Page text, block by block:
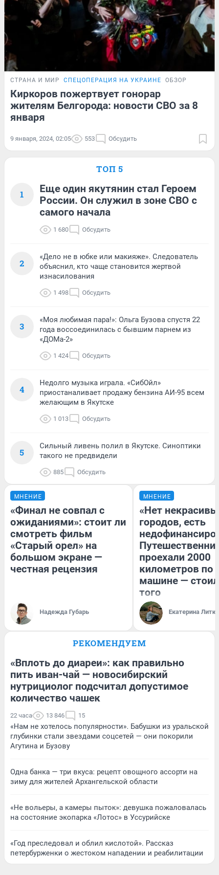
СТРАНА И МИР СПЕЦОПЕРАЦИЯ НА УКРАИНЕ ОБЗОР
Киркоров пожертвует гонорар
жителям Белгорода: новости СВО за 8
января
9 января, 2024, 02:05 553 Обсудить
ТОП 5
1
Еще один якутянин стал Героем
России. Он служил в зоне СВО с
самого начала
1 680 Обсудить
2
«Дело не в юбке или макияже». Следователь
объяснил, кто чаще становится жертвой
изнасилования
1 498 Обсудить
3
«Моя любимая пара!»: Ольга Бузова спустя 22
года воссоединилась с бывшим парнем из
«ДОМа-2»
1 424 Обсудить
4
Недолго музыка играла. «СибОйл»
приостаналивает продажу бензина АИ-95 всем
желающим в Якутске
1 013 Обсудить
5
Сильный ливень полил в Якутске. Синоптики
такого не предвидели
885 Обсудить
МНЕНИЕ
«Финал не совпал с
ожиданиями»: стоит ли
смотреть фильм
«Старый орел» на
большом экране —
честная рецензия
Надежда Губарь
МНЕНИЕ
«Нет
городов, есть
проехали 2000
километров по
машине —
того
Екатерина
РЕКОМЕНДУЕМ
«Вплоть до диареи»: как правильно
пить иван-чай — новосибирский
нутрициолог подсчитал допустимое
количество чашек
22 часа 13 846 15
«Нам не хотелось популярности». Бабушки из уральской
глубинки стали звездами соцсетей — они покорили
Агутина и Бузову
Одна банка — три вкуса: рецепт овощного ассорти на
зиму для жителей Архангельской области
«Не вольеры, а камеры пыток»: девушка пожаловалась
на состояние экопарка «Лотос» в Уссурийске
«Год преследовал и облил кислотой». Рассказ
петербурженки о жестоком нападении и реабилитации